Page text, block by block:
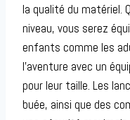
la qualité du matériel.
niveau, vous serez
enfants comme les
l’aventure avec un
pour leur taille. Les
buée, ainsi que des